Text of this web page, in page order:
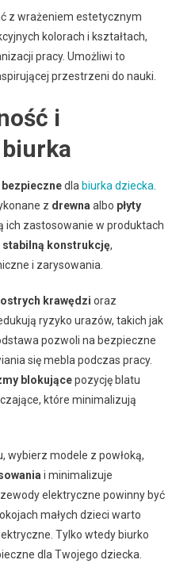
z wrażeniem estetycznym
kolorach i kształtach,
pracy. Umożliwi to
przestrzeni do nauki.
i
bezpiecznedla biurka dziecka
z drewna albo płyty
zastosowanie w produktach
stabilną konstrukcję,
i zarysowania.
ostrych krawędzi oraz
ryzyko urazów, takich jak
pozwoli na bezpieczne
się mebla podczas pracy.
blokującepozycję blatu
które minimalizują
wybierz modele z powłoką,
i minimalizuje
elektryczne powinny być
małych dzieci warto
Tylko wtedy biurko
dla Twojego dziecka.